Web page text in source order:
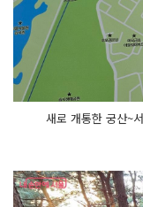
새로 개통한 궁산~